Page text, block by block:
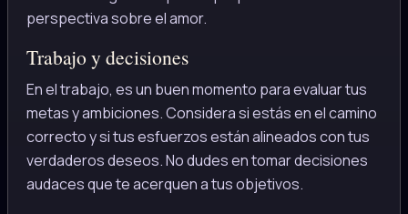
perspectiva sobre el amor.
Trabajo y decisiones
En el trabajo, es un buen momento para evaluar tus
metas y ambiciones. Considera si estás en el camino
correcto y si tus esfuerzos están alineados con tus
verdaderos deseos. No dudes en tomar decisiones
audaces que te acerquen a tus objetivos.